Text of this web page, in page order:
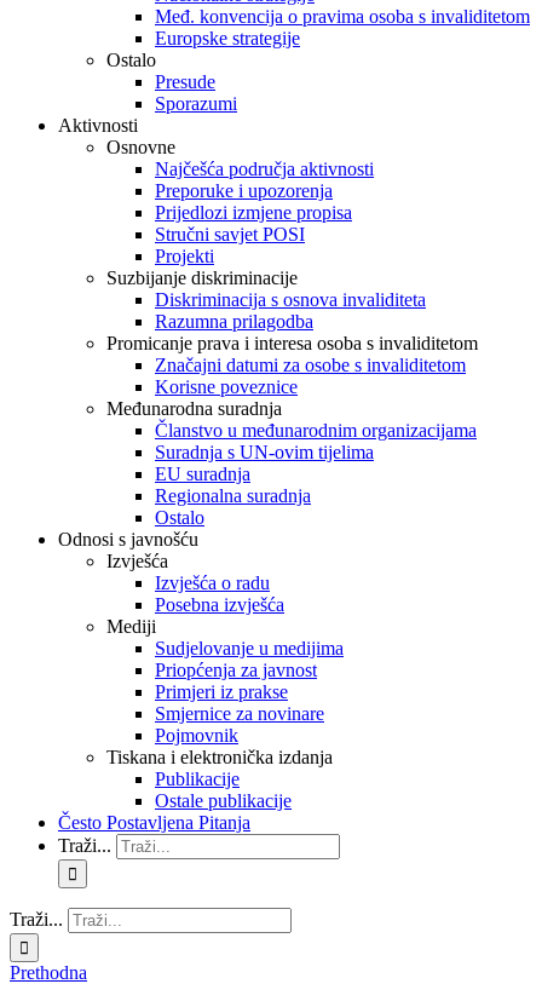
Međ. konvencija o pravima osoba s invaliditetom
Europske strategije
Ostalo
Presude
Sporazumi
Aktivnosti
Osnovne
Najčešća područja aktivnosti
Preporuke i upozorenja
Prijedlozi izmjene propisa
Stručni savjet POSI
Projekti
Suzbijanje diskriminacije
Diskriminacija s osnova invaliditeta
Razumna prilagodba
Promicanje prava i interesa osoba s invaliditetom
Značajni datumi za osobe s invaliditetom
Korisne poveznice
Međunarodna suradnja
Članstvo u međunarodnim organizacijama
Suradnja s UN-ovim tijelima
EU suradnja
Regionalna suradnja
Ostalo
Odnosi s javnošću
Izvješća
Izvješća o radu
Posebna izvješća
Mediji
Sudjelovanje u medijima
Priopćenja za javnost
Primjeri iz prakse
Smjernice za novinare
Pojmovnik
Tiskana i elektronička izdanja
Publikacije
Ostale publikacije
Često Postavljena Pitanja
Traži...
Traži...
Prethodna